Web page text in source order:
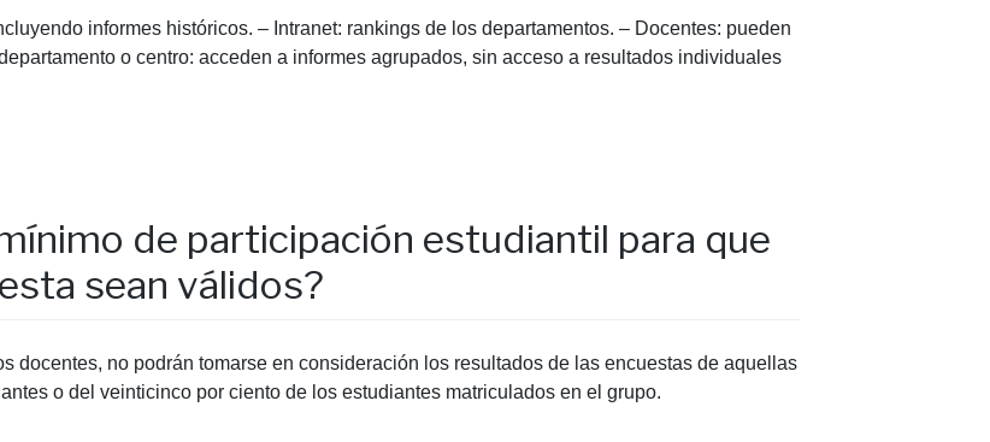
informes históricos. – Intranet: rankings de los departamentos. – Docentes: pueden
o centro: acceden a informes agrupados, sin acceso a resultados individuales
de participación estudiantil para que
sean válidos?
docentes, no podrán tomarse en consideración los resultados de las encuestas de aquellas
o del veinticinco por ciento de los estudiantes matriculados en el grupo.